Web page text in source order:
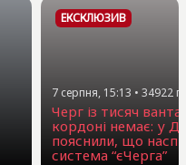
ЕКСКЛЮЗИВ
7 серпня, 15:13 • 34922
Черг із тисяч
кордоні немає: у
пояснили, що
система “єЧерга”